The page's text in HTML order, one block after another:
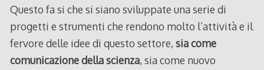
Questo fa si che si siano sviluppate una serie di
progetti e strumenti che rendono molto l’attività e il
fervore delle idee di questo settore, sia come
comunicazione della scienza, sia come nuovo